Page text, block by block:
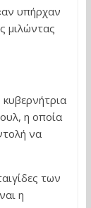
υπήρχαν
μιλώντας
κυβερνήτρια
η οποία
να
των
η